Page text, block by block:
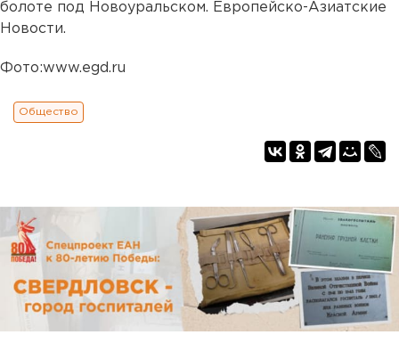
болоте под Новоуральском. Европейско-Азиатские
Новости.
Фото:www.egd.ru
Общество